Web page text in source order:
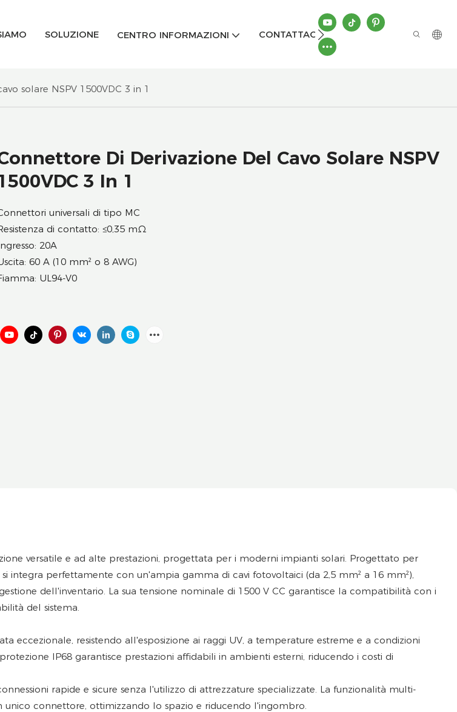
SOLUZIONE CENTRO INFORMAZIONI CONTATTACI
solare NSPV 1500VDC 3 in 1
Di Derivazione Del Cavo Solare NSPV
3 In 1
universali di tipo MC
di contatto: ≤0,35 mΩ
20A
60 A (10 mm² o 8 AWG)
UL94-V0
versatile e ad alte prestazioni, progettata per i moderni impianti solari. Progettato per
integra perfettamente con un'ampia gamma di cavi fotovoltaici (da 2,5 mm² a 16 mm²),
dell'inventario. La sua tensione nominale di 1500 V CC garantisce la compatibilità con i
del sistema.
eccezionale, resistendo all'esposizione ai raggi UV, a temperature estreme e a condizioni
IP68 garantisce prestazioni affidabili in ambienti esterni, riducendo i costi di
rapide e sicure senza l'utilizzo di attrezzature specializzate. La funzionalità multi-
connettore, ottimizzando lo spazio e riducendo l'ingombro.